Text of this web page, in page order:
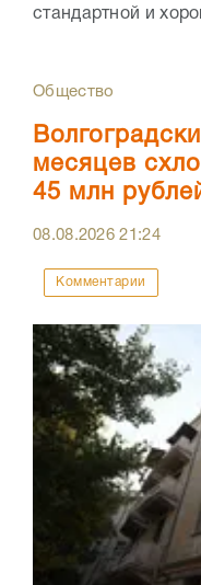
стандартной и
Общество
месяцев
45 млн
08.08.202621:24
Комментарии